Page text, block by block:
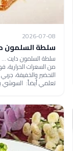
2026-07-08
سلطة السلمون
سلطة السلمون دايت
من السعرات الحرارية،
التحضير والخفيفة،
تعلمي أيضاً: السوشي